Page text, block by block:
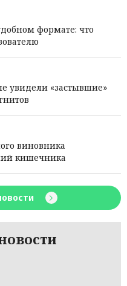
формате: что
увидели «застывшие»
виновника
кишечника